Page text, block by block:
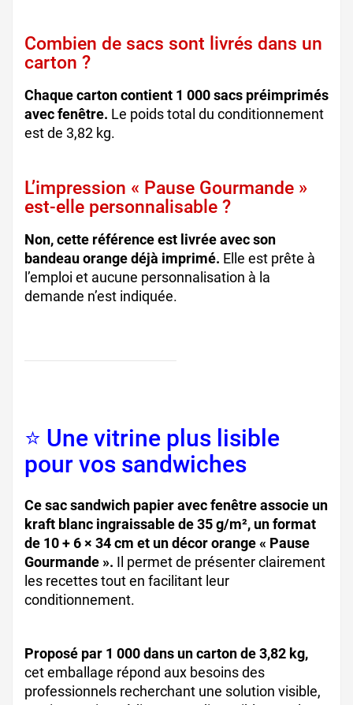
Combien de sacs sont livrés dans un
carton ?
Chaque carton contient 1 000 sacs préimprimés
avec fenêtre. Le poids total du conditionnement
est de 3,82 kg.
L’impression « Pause Gourmande »
est-elle personnalisable ?
Non, cette référence est livrée avec son
bandeau orange déjà imprimé. Elle est prête à
l’emploi et aucune personnalisation à la
demande n’est indiquée.
⭐ Une vitrine plus lisible
pour vos sandwiches
Ce sac sandwich papier avec fenêtre associe un
kraft blanc ingraissable de 35 g/m², un format
de 10 + 6 × 34 cm et un décor orange « Pause
Gourmande ». Il permet de présenter clairement
les recettes tout en facilitant leur
conditionnement.
Proposé par 1 000 dans un carton de 3,82 kg,
cet emballage répond aux besoins des
professionnels recherchant une solution visible,